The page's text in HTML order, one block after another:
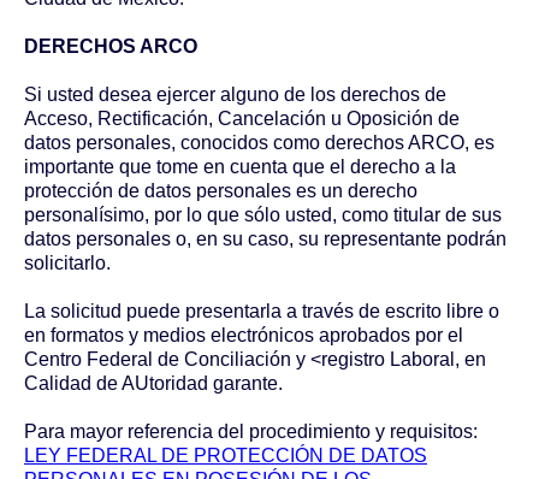
DERECHOS ARCO
Si usted desea ejercer alguno de los derechos de
Acceso, Rectificación, Cancelación u Oposición de
datos personales, conocidos como derechos ARCO, es
importante que tome en cuenta que el derecho a la
protección de datos personales es un derecho
personalísimo, por lo que sólo usted, como titular de sus
datos personales o, en su caso, su representante podrán
solicitarlo.
La solicitud puede presentarla a través de escrito libre o
en formatos y medios electrónicos aprobados por el
Centro Federal de Conciliación y <registro Laboral, en
Calidad de AUtoridad garante.
Para mayor referencia del procedimiento y requisitos:
LEY FEDERAL DE PROTECCIÓN DE DATOS